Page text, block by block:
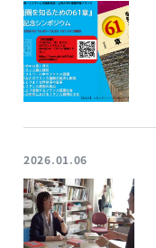
2026.01.06